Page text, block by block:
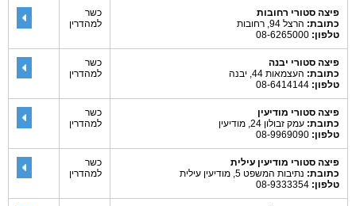
פיצה סטורי רחובות
כתובת: הרצל 94, רחובות
טלפון:
כשר
למהדרין
פיצה סטורי יבנה
כתובת: העצמאות 44, יבנה
טלפון:
כשר
למהדרין
פיצה סטורי מודיעין
כתובת: עמק זבולון 24, מודיעין
טלפון:
כשר
למהדרין
פיצה סטורי מודיעין עילית
כתובת: נתיבות המשפט 5, מודיעין עילית
טלפון:
כשר
למהדרין